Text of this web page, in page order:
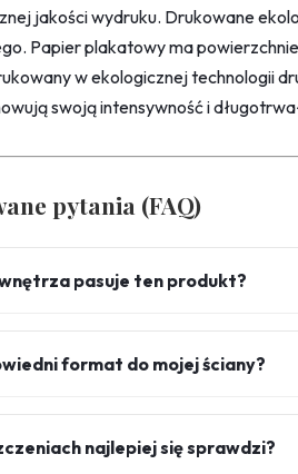
jakości wydruku. Drukowane
Papier plakatowy ma
w ekologicznej technologii
swoją intensywność i
pytania (FAQ)
pasuje ten produkt?
format do mojej ściany?
najlepiej się sprawdzi?